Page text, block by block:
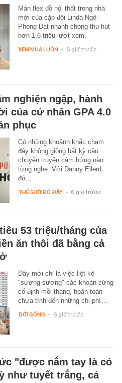
Màn flex đồ nội thất trong nhà
mới của cặp đôi Linda Ngô -
Phong Đạt nhanh chóng thu hút
hơn 1,6 triệu lượt xem.
XEM MUA LUÔN - 6 giờ trước
nghiện ngập, hành
của cử nhân GPA 4.0
phục
Có những khoảnh khắc chạm
đáy không giống bất kỳ câu
chuyện truyền cảm hứng nào
từng nghe. Với Danny Ellerd,
đó…
THẾ GIỚI ĐÓ ĐÂY - 6 giờ trước
53 triệu/tháng của
ăn thôi đã bằng cả
Đây mới chỉ là việc liệt kê
"sương sương" các khoản cứng
cố định mỗi tháng, hoàn toàn
chưa tính đến những chi phí…
ĐỜI SỐNG - 6 giờ trước
"được nắm tay là có
như tuyết trắng, cả